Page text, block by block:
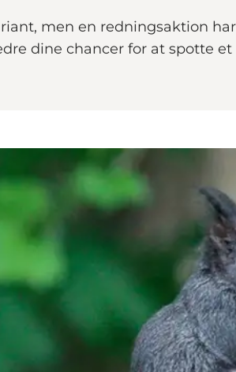
men en redningsaktion
dine chancer for at spotte